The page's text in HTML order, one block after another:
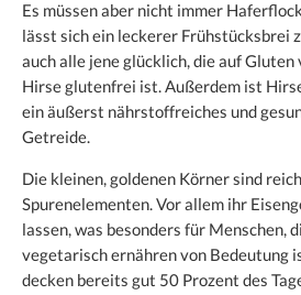
Es müssen aber nicht immer
lässt sich ein leckerer Frühstücksbrei
auch alle jene glücklich, die auf Gluten
Hirse glutenfrei ist. Außerdem ist
ein äußerst nährstoffreiches und
Getreide.
Die kleinen, goldenen Körner sind
Spurenelementen. Vor allem ihr
lassen, was besonders für Menschen,
vegetarisch ernähren von Bedeutung
decken bereits gut 50 Prozent des